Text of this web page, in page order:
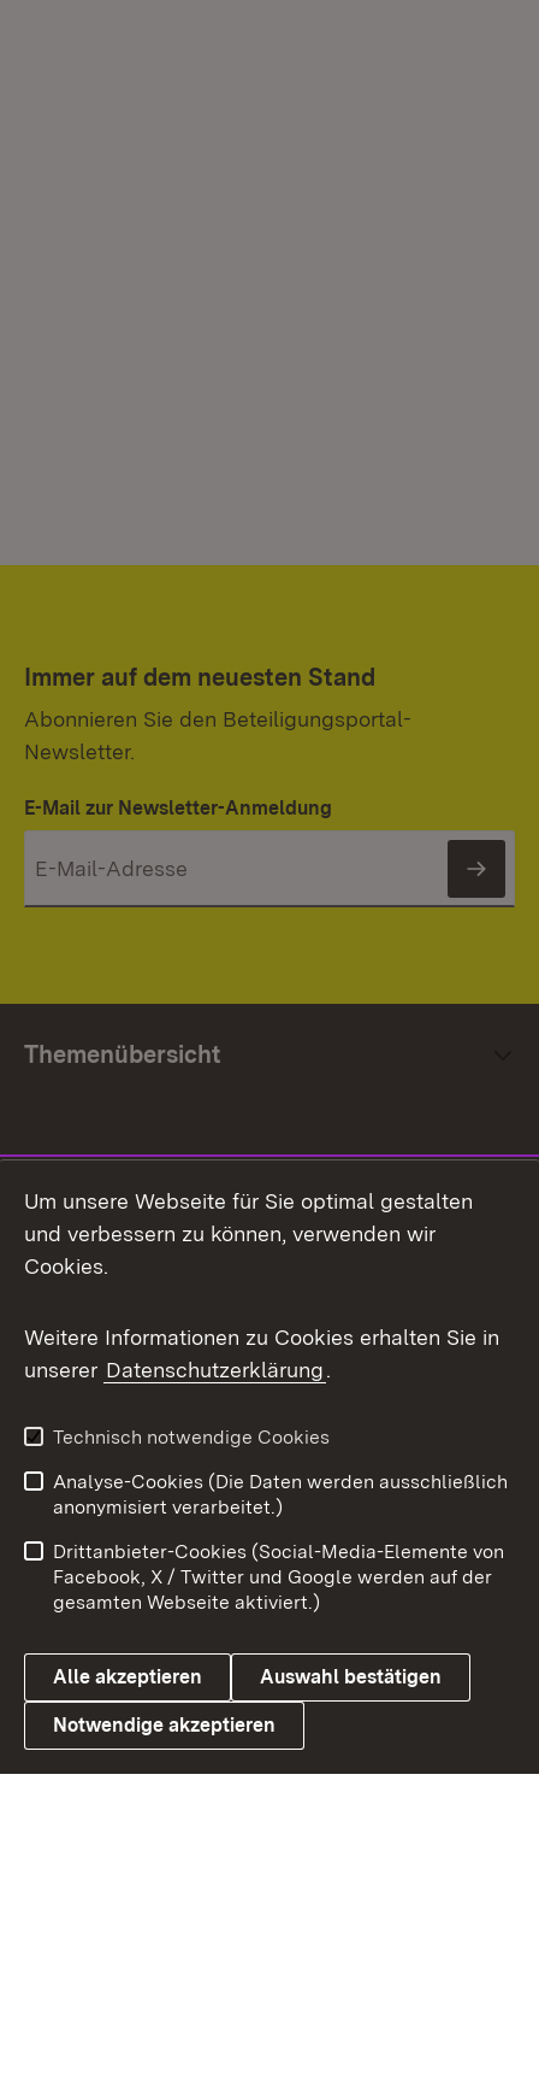
Immer auf dem neuesten Stand
Abonnieren Sie den Beteiligungsportal-
Newsletter.
E-Mail zur Newsletter-Anmeldung
Themenübersicht
Facebook
X / Twitter
Youtube
Link zum Landesportal
Impressum
Kontakt
Barrierefreiheit
Datenschutz
Cookies
Um unsere Webseite für Sie optimal gestalten
und verbessern zu können, verwenden wir
Cookies.
Weitere Informationen zu Cookies erhalten Sie in
unserer Datenschutzerklärung.
Technisch notwendige Cookies
Analyse-Cookies (Die Daten werden ausschließlich
anonymisiert verarbeitet.)
Drittanbieter-Cookies (Social-Media-Elemente von
Facebook, X / Twitter und Google werden auf der
gesamten Webseite aktiviert.)
Alle akzeptieren Auswahl bestätigen
Notwendige akzeptieren